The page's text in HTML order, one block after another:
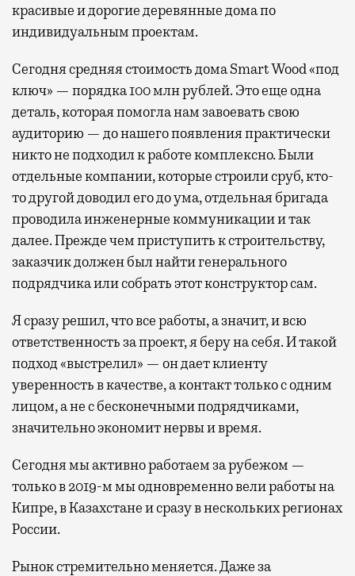
красивые и дорогие деревянные дома по
индивидуальным проектам.
Сегодня средняя стоимость дома Smart Wood «под
ключ» — порядка 100 млн рублей. Это еще одна
деталь, которая помогла нам завоевать свою
аудиторию — до нашего появления практически
никто не подходил к работе комплексно. Были
отдельные компании, которые строили сруб, кто-
то другой доводил его до ума, отдельная бригада
проводила инженерные коммуникации и так
далее. Прежде чем приступить к строительству,
заказчик должен был найти генерального
подрядчика или собрать этот конструктор сам.
Я сразу решил, что все работы, а значит, и всю
ответственность за проект, я беру на себя. И такой
подход «выстрелил» — он дает клиенту
уверенность в качестве, а контакт только с одним
лицом, а не с бесконечными подрядчиками,
значительно экономит нервы и время.
Сегодня мы активно работаем за рубежом —
только в 2019-м мы одновременно вели работы на
Кипре, в Казахстане и сразу в нескольких регионах
России.
Рынок стремительно меняется. Даже за